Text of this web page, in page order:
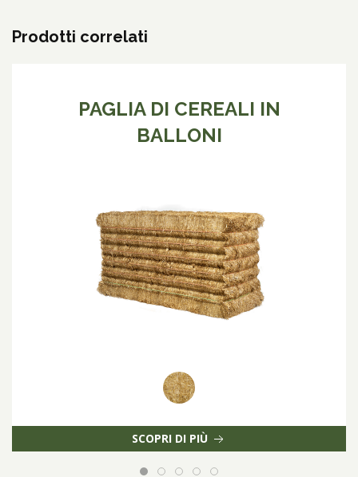
Prodotti correlati
PAGLIA DI CEREALI IN
BALLONI
SCOPRI DI PIÙ